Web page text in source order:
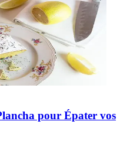
pour Épater vos